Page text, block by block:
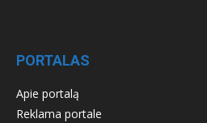
PORTALAS
Apie portalą
Reklama portale